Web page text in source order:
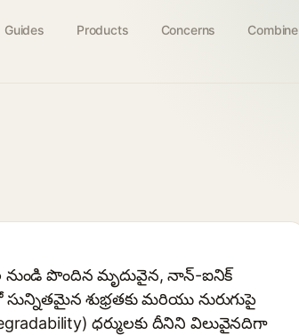
Guides Products Concerns Combine
నుండి పొందిన మృదువైన, నాన్-ఐనిక్
శుభ్రతకు మరియు నురుగుపై
ధర్ములకు దీనిని విలువైనదిగా